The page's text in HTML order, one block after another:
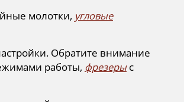
молотки, угловые
Обратите внимание
работы, фрезерыс